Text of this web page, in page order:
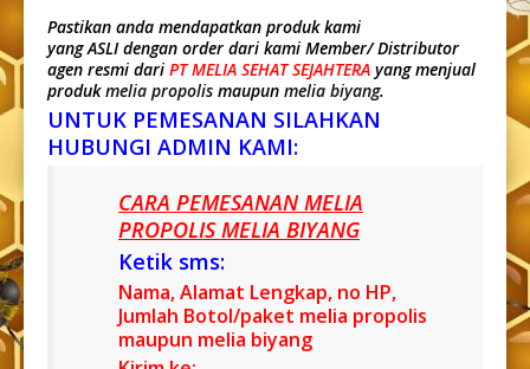
Pastikan anda mendapatkan produk kami
yang ASLI dengan order dari kami Member/ Distributor
agen resmi dari PT MELIA SEHAT SEJAHTERA yang menjual
produkmelia propolis maupun melia biyang.
UNTUK PEMESANAN SILAHKAN
HUBUNGI ADMIN KAMI:
CARA PEMESANAN MELIA
PROPOLIS MELIA BIYANG
Ketik sms:
Nama, Alamat Lengkap, no HP,
Jumlah Botol/paket melia propolis
maupun melia biyang